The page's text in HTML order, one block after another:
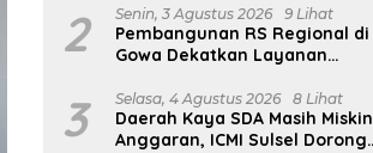
Indikasi Medis
2 Senin, 3 Agustus 2026 9 Lihat
Pembangunan RS Regional di
Gowa Dekatkan Layanan
3 Selasa, 4 Agustus 2026 8 Lihat
Daerah Kaya SDA Masih Miskin
Anggaran, ICMI Sulsel Dorong